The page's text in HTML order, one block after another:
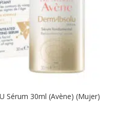
Sérum 30ml (Avène) (Mujer)